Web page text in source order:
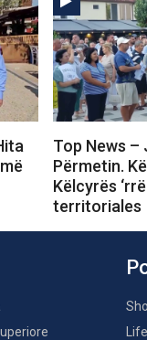
Top News –
Përmetin.
Këlcyrës
territoriales